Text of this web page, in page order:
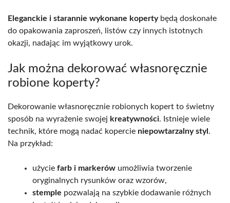
Eleganckie i starannie wykonane kopertybędą doskonałe
do opakowania zaproszeń, listów czy innych istotnych
okazji, nadając im wyjątkowy urok.
Jak można dekorować własnoręcznie
robione koperty?
Dekorowanie własnoręcznie robionych kopert to świetny
sposób na wyrażenie swojej kreatywności. Istnieje wiele
technik, które mogą nadać kopercie niepowtarzalny styl .
Na przykład:
użycie farb i markerów umożliwia tworzenie
oryginalnych rysunków oraz wzorów,
stemple pozwalają na szybkie dodawanie różnych